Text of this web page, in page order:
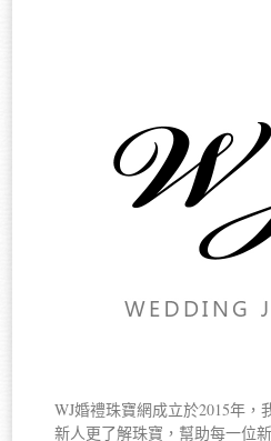
WJ婚禮珠寶網成立於2015年
新人更了解珠寶，幫助每一位